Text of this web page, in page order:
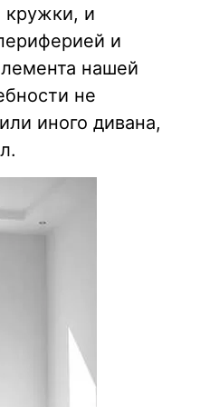
кружки, и
и
нашей
не
иного дивана,